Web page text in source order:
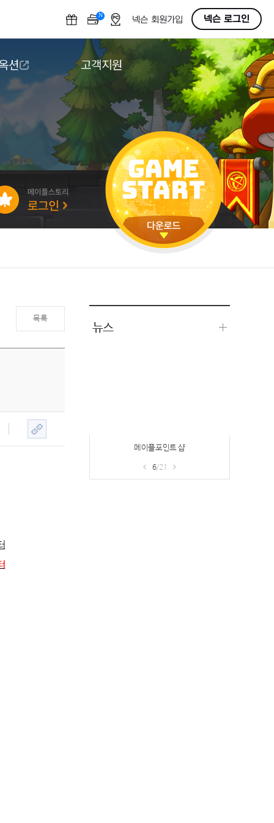
N OFF넥슨 회원가입 넥슨 로그인
션 고객지원
도움말/1:1문의
버그악용/불법프로그램 신고
게임 접근성
목록
뉴스
메이플포인트 샵
6/21